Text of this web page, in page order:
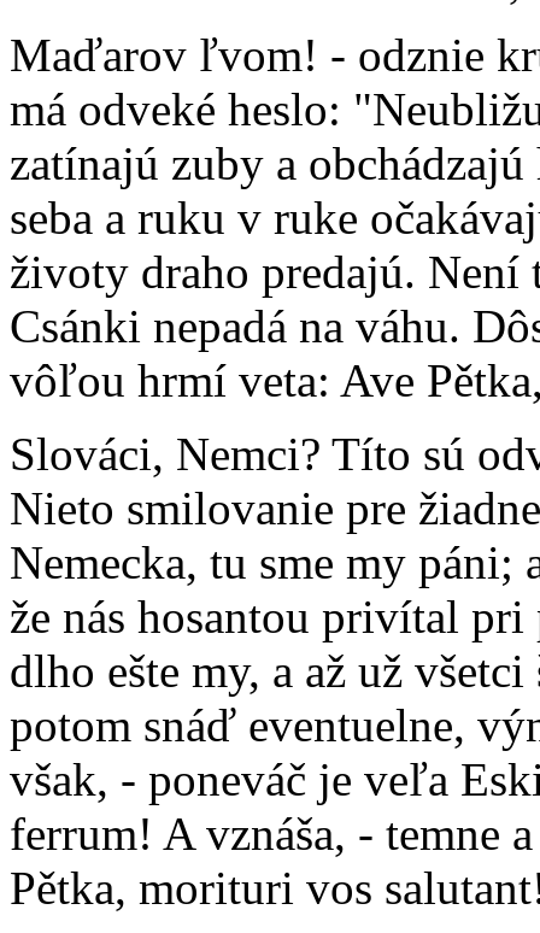
Maďarov ľvom! - odznie
má odveké heslo:
zatínajú zuby a
seba a ruku v ruke
životy draho predajú. Není
Csánki nepadá na váhu.
vôľou hrmí veta: Ave
Slováci, Nemci? Títo sú
Nieto smilovanie pre
Nemecka, tu sme my páni;
že nás hosantou privítal
dlho ešte my, a až už
potom snáď eventuelne,
však, - poneváč je veľa
ferrum! A vznáša, - temne
Pětka, morituri vos